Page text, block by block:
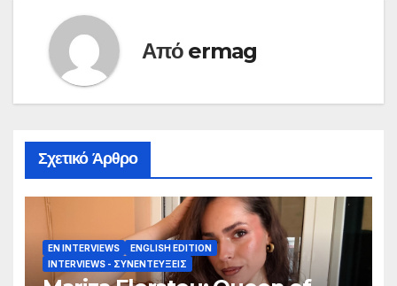
Από ermag
Σχετικό Άρθρο
EN INTERVIEWS
ENGLISH EDITION
INTERVIEWS - ΣΥΝΕΝΤΕΎΞΕΙΣ